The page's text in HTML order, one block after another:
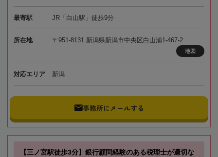
最寄駅 JR「白山駅」徒歩9分
所在地 〒951-8131 新潟県新潟市中央区白山浦1-467-2
地図
対応エリア 新潟
事務所にメールする
【三ノ宮駅徒歩3分】銀行顧問経験のある税理士が適切な